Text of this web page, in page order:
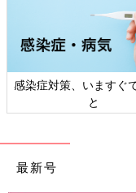
感染症対策、いますぐ
と
最新号